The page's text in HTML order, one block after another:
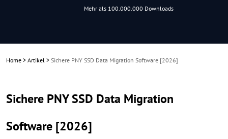
Mehr als 100.000.000 Downloads
Home > Artikel > Sichere PNY SSD Data Migration Software [2026]
Sichere PNY SSD Data Migration
Software [2026]